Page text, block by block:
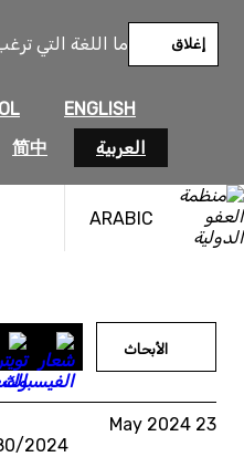
ما اللغة التي
ENGLISH
العربية
简中
إغلاق
ARABIC
المحتوى
الأبحاث
23 May 2024
2024